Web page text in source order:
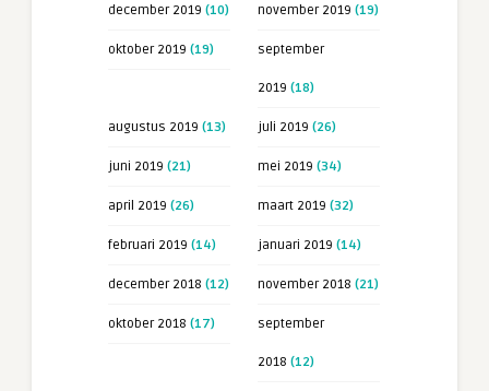
december 2019 (10) november 2019 (19)
oktober 2019 (19) september
2019 (18)
augustus 2019 (13) juli 2019 (26)
juni 2019 (21) mei 2019 (34)
april 2019 (26) maart 2019 (32)
februari 2019 (14) januari 2019 (14)
december 2018 (12) november 2018 (21)
oktober 2018 (17) september
2018 (12)